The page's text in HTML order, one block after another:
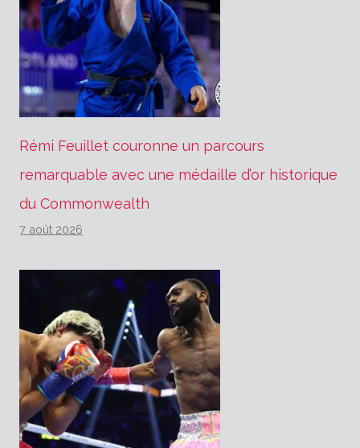
Rémi Feuillet couronne un parcours
remarquable avec une médaille d’or historique
du Commonwealth
7 août 2026